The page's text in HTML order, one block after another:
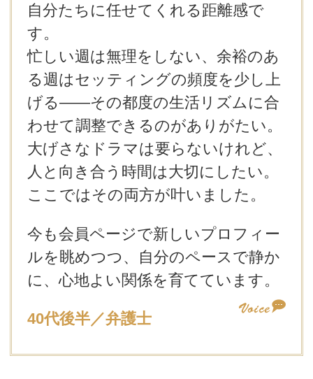
自分たちに任せてくれる距離感で
す。
忙しい週は無理をしない、余裕のあ
る週はセッティングの頻度を少し上
げる――その都度の生活リズムに合
わせて調整できるのがありがたい。
大げさなドラマは要らないけれど、
人と向き合う時間は大切にしたい。
ここではその両方が叶いました。
今も会員ページで新しいプロフィー
ルを眺めつつ、自分のペースで静か
に、心地よい関係を育てています。
40代後半／弁護士